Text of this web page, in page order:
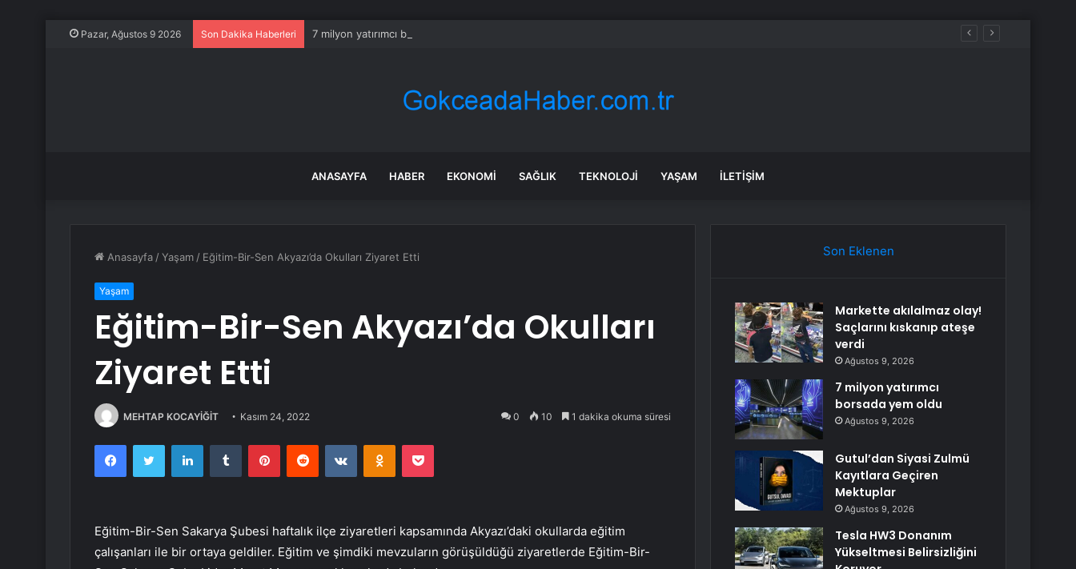
Pazar, Ağustos 9 2026 Son Dakika Haberleri 7 milyon yatırımcı borsada yem oldu
ANASAYFA HABER EKONOMI SAĞLIK TEKNOLOJI YAŞAM İLETIŞIM
Anasayfa /Yaşam / Eğitim-Bir-Sen Akyazı’da Okulları Ziyaret Etti
Yaşam
Eğitim-Bir-Sen Akyazı’da Okulları
Ziyaret Etti
MEHTAP KOCAYİĞİT Kasım 24, 2022 0 10 1 dakika okuma süresi
FacebookTwitter LinkedInTumblr PinterestReddit VKontakteOdnoklassniki
Pocket
Eğitim-Bir-Sen Sakarya Şubesi haftalık ilçe ziyaretleri kapsamında Akyazı’daki okullarda eğitim
çalışanları ile bir ortaya geldiler. Eğitim ve şimdiki mevzuların görüşüldüğü ziyaretlerde Eğitim-Bir-
Son Eklenen
Markette akılalmaz olay!
Saçlarını kıskanıp ateşe
verdi
Ağustos 9, 2026
7 milyon yatırımcı
borsada yem oldu
Ağustos 9, 2026
Gutul’dan Siyasi Zulmü
Kayıtlara Geçiren
Mektuplar
Ağustos 9, 2026
Tesla HW3 Donanım
Yükseltmesi Belirsizliğini